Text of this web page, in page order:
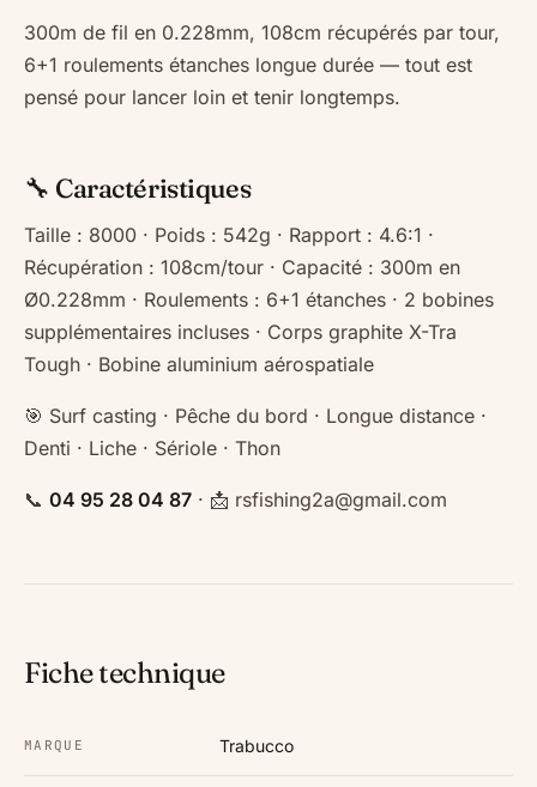
300m de fil en 0.228mm, 108cm récupérés par tour,
6+1 roulements étanches longue durée — tout est
pensé pour lancer loin et tenir longtemps.
🔧 Caractéristiques
Taille : 8000 · Poids : 542g · Rapport : 4.6:1 ·
Récupération : 108cm/tour · Capacité : 300m en
Ø0.228mm · Roulements : 6+1 étanches · 2 bobines
supplémentaires incluses · Corps graphite X-Tra
Tough · Bobine aluminium aérospatiale
🎯 Surf casting · Pêche du bord · Longue distance ·
Denti · Liche · Sériole · Thon
📞 04 95 28 04 87 · 📩 rsfishing2a@gmail.com
Fiche technique
MARQUE Trabucco